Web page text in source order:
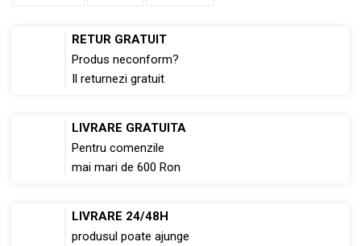
RETUR GRATUIT
Produs neconform?
Il returnezi gratuit
LIVRARE GRATUITA
Pentru comenzile
mai mari de 600 Ron
LIVRARE 24/48H
produsul poate ajunge